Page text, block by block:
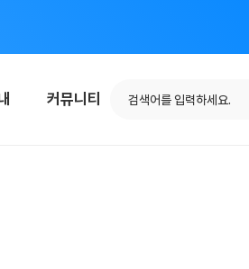
커뮤니티